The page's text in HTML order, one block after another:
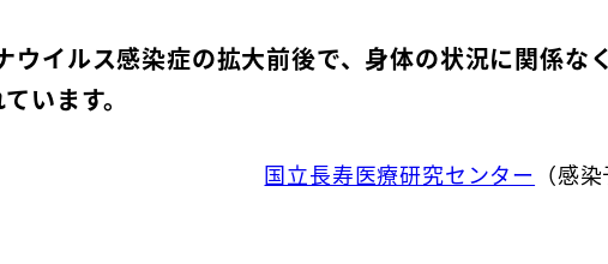
イルス感染症の拡大前後で、身体の状況に関係な
います。
国立長寿医療研究センター （感